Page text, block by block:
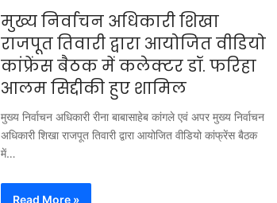
मुख्य निर्वाचन अधिकारी शिखा
राजपूत तिवारी द्वारा आयोजित वीडियो
कांफ्रेंस बैठक में कलेक्टर डॉ. फरिहा
आलम सिद्दीकी हुए शामिल
मुख्य निर्वाचन अधिकारी रीना बाबासाहेब कांगले एवं अपर मुख्य निर्वाचन
अधिकारी शिखा राजपूत तिवारी द्वारा आयोजित वीडियो कांफ्रेंस बैठक
में…
Read More »